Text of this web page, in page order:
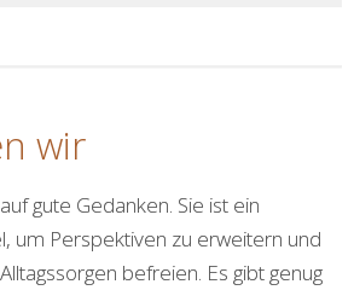
wir
gute Gedanken. Sie ist ein
um Perspektiven zu erweitern und
befreien. Es gibt genug